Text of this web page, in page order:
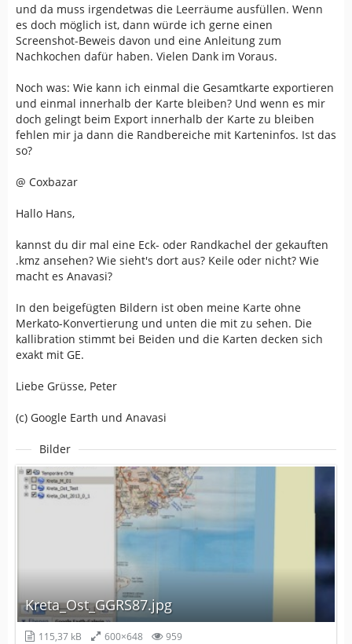
und da muss irgendetwas die Leerräume ausfüllen. Wenn
es doch möglich ist, dann würde ich gerne einen
Screenshot-Beweis davon und eine Anleitung zum
Nachkochen dafür haben. Vielen Dank im Voraus.
Noch was: Wie kann ich einmal die Gesamtkarte exportieren
und einmal innerhalb der Karte bleiben? Und wenn es mir
doch gelingt beim Export innerhalb der Karte zu bleiben
fehlen mir ja dann die Randbereiche mit Karteninfos. Ist das
so?
@ Coxbazar
Hallo Hans,
kannst du dir mal eine Eck- oder Randkachel der gekauften
.kmz ansehen? Wie sieht's dort aus? Keile oder nicht? Wie
macht es Anavasi?
In den beigefügten Bildern ist oben meine Karte ohne
Merkato-Konvertierung und unten die mit zu sehen. Die
kallibration stimmt bei Beiden und die Karten decken sich
exakt mit GE.
Liebe Grüsse, Peter
(c) Google Earth und Anavasi
Bilder
Kreta_Ost_GGRS87.jpg
115,37 kB 600×648 959